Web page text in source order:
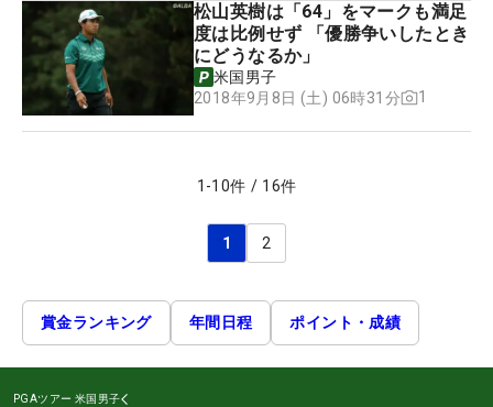
松山英樹は「64」をマークも満足
度は比例せず 「優勝争いしたとき
にどうなるか」
米国男子
2018年9月8日 (土) 06時31分
1
1 -10件 / 16件
1 2
賞金ランキング 年間日程 ポイント・成績
PGAツアー 米国男子